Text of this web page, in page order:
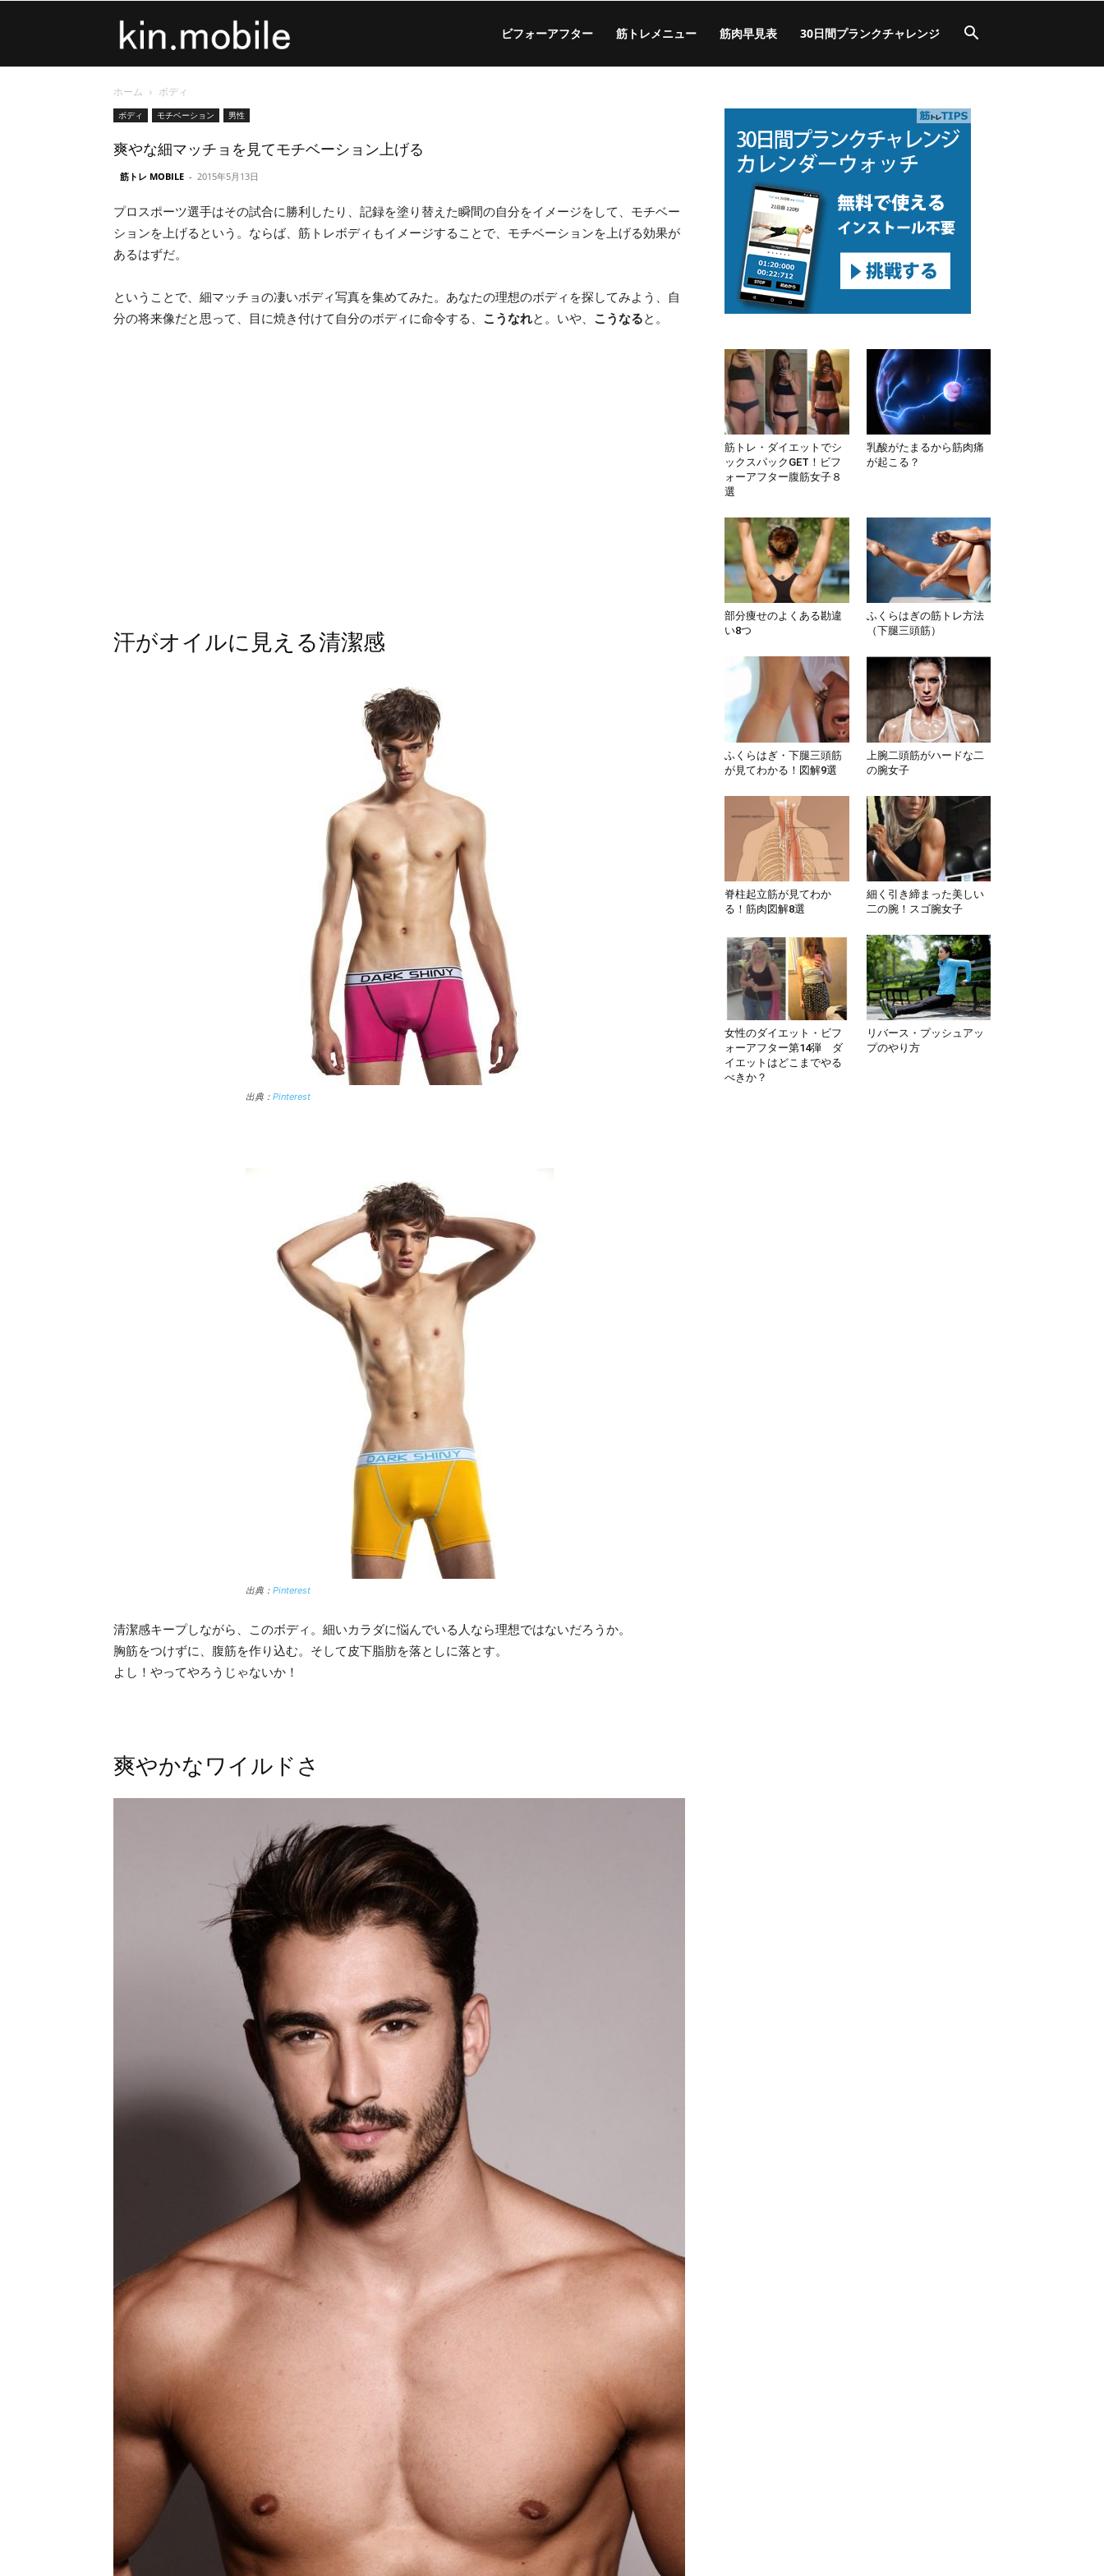
ビフォーアフター 筋トレメニュー 筋肉早見表 30日間プランクチャレンジ
ホーム ボディ
ボディ モチベーション 男性
爽やな細マッチョを見てモチベーション上げる
筋トレ MOBILE - 2015年5月13日
プロスポーツ選手はその試合に勝利したり、記録を塗り替えた瞬間の自分をイメージをして、モチベー
ションを上げるという。ならば、筋トレボディもイメージすることで、モチベーションを上げる効果が
あるはずだ。
ということで、細マッチョの凄いボディ写真を集めてみた。あなたの理想のボディを探してみよう、自
分の将来像だと思って、目に焼き付けて自分のボディに命令する、 こうなれと。いや、 こうなると。
汗がオイルに見える清潔感
出典： Pinterest
出典： Pinterest
清潔感キープしながら、このボディ。細いカラダに悩んでいる人なら理想ではないだろうか。
胸筋をつけずに、腹筋を作り込む。そして皮下脂肪を落としに落とす。
よし！やってやろうじゃないか！
爽やかなワイルドさ
筋トレ・ダイエットでシ
ックスパックGET！ビフ
ォーアフター腹筋女子８
選
乳酸がたまるから筋肉痛
が起こる？
部分痩せのよくある勘違
い8つ
ふくらはぎの筋トレ方法
（下腿三頭筋）
ふくらはぎ・下腿三頭筋
が見てわかる！図解9選
上腕二頭筋がハードな二
の腕女子
脊柱起立筋が見てわか
る！筋肉図解8選
細く引き締まった美しい
二の腕！スゴ腕女子
女性のダイエット・ビフ
ォーアフター第14弾 ダ
イエットはどこまでやる
べきか？
リバース・プッシュアッ
プのやり方